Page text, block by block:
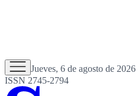
Jueves, 6 de agosto de 2026
ISSN 2745-2794